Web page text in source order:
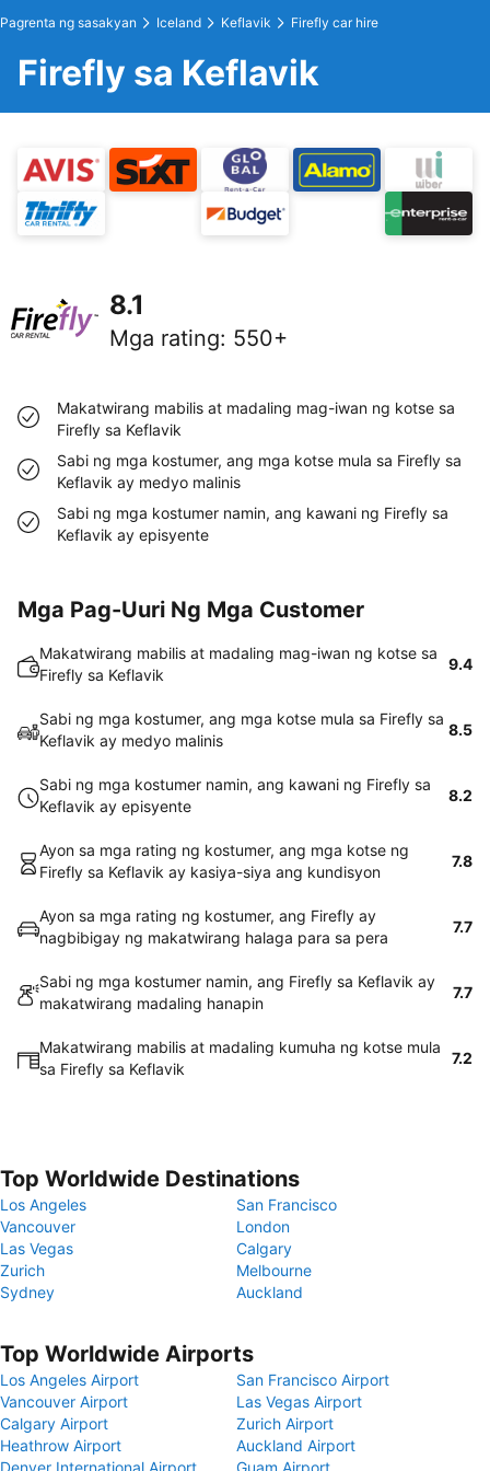
Pagrenta ng sasakyan Iceland Keflavik Firefly car hire
Firefly sa Keflavik
8.1
Mga rating: 550+
Makatwirang mabilis at madaling mag-iwan ng kotse sa
Firefly sa Keflavik
Sabi ng mga kostumer, ang mga kotse mula sa Firefly sa
Keflavik ay medyo malinis
Sabi ng mga kostumer namin, ang kawani ng Firefly sa
Keflavik ay episyente
Mga Pag-Uuri Ng Mga Customer
Makatwirang mabilis at madaling mag-iwan ng kotse sa
Firefly sa Keflavik
9.4
Sabi ng mga kostumer, ang mga kotse mula sa Firefly sa
Keflavik ay medyo malinis
8.5
Sabi ng mga kostumer namin, ang kawani ng Firefly sa
Keflavik ay episyente
8.2
Ayon sa mga rating ng kostumer, ang mga kotse ng
Firefly sa Keflavik ay kasiya-siya ang kundisyon
7.8
Ayon sa mga rating ng kostumer, ang Firefly ay
nagbibigay ng makatwirang halaga para sa pera
7.7
Sabi ng mga kostumer namin, ang Firefly sa Keflavik ay
makatwirang madaling hanapin
7.7
Makatwirang mabilis at madaling kumuha ng kotse mula
sa Firefly sa Keflavik
7.2
Top Worldwide Destinations
Los Angeles
San Francisco
Vancouver
London
Las Vegas
Calgary
Zurich
Melbourne
Sydney
Auckland
Top Worldwide Airports
Los Angeles Airport
San Francisco Airport
Vancouver Airport
Las Vegas Airport
Calgary Airport
Zurich Airport
Heathrow Airport
Auckland Airport
Denver International Airport
Guam Airport